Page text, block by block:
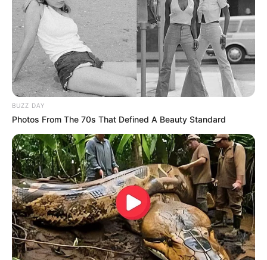
BUZZ DAY
Photos From The 70s That Defined A Beauty Standard